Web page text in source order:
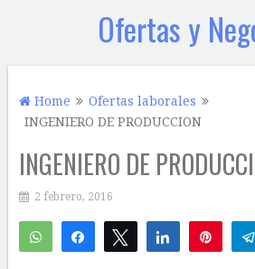
Ofertas y
Home
Ofertas laborales
INGENIERO DE PRODUCCION
INGENIERO DE
2 febrero, 2016
WhatsAppCompartirTwittear Compartir